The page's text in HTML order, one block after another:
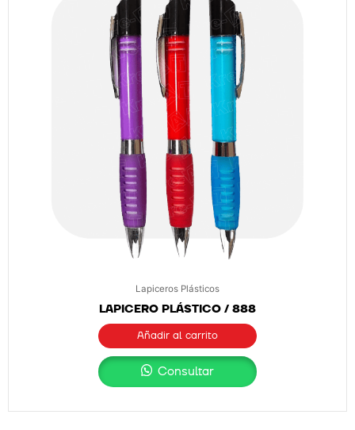
Lapiceros Plásticos
LAPICERO PLÁSTICO / 888
Añadir al carrito
Consultar